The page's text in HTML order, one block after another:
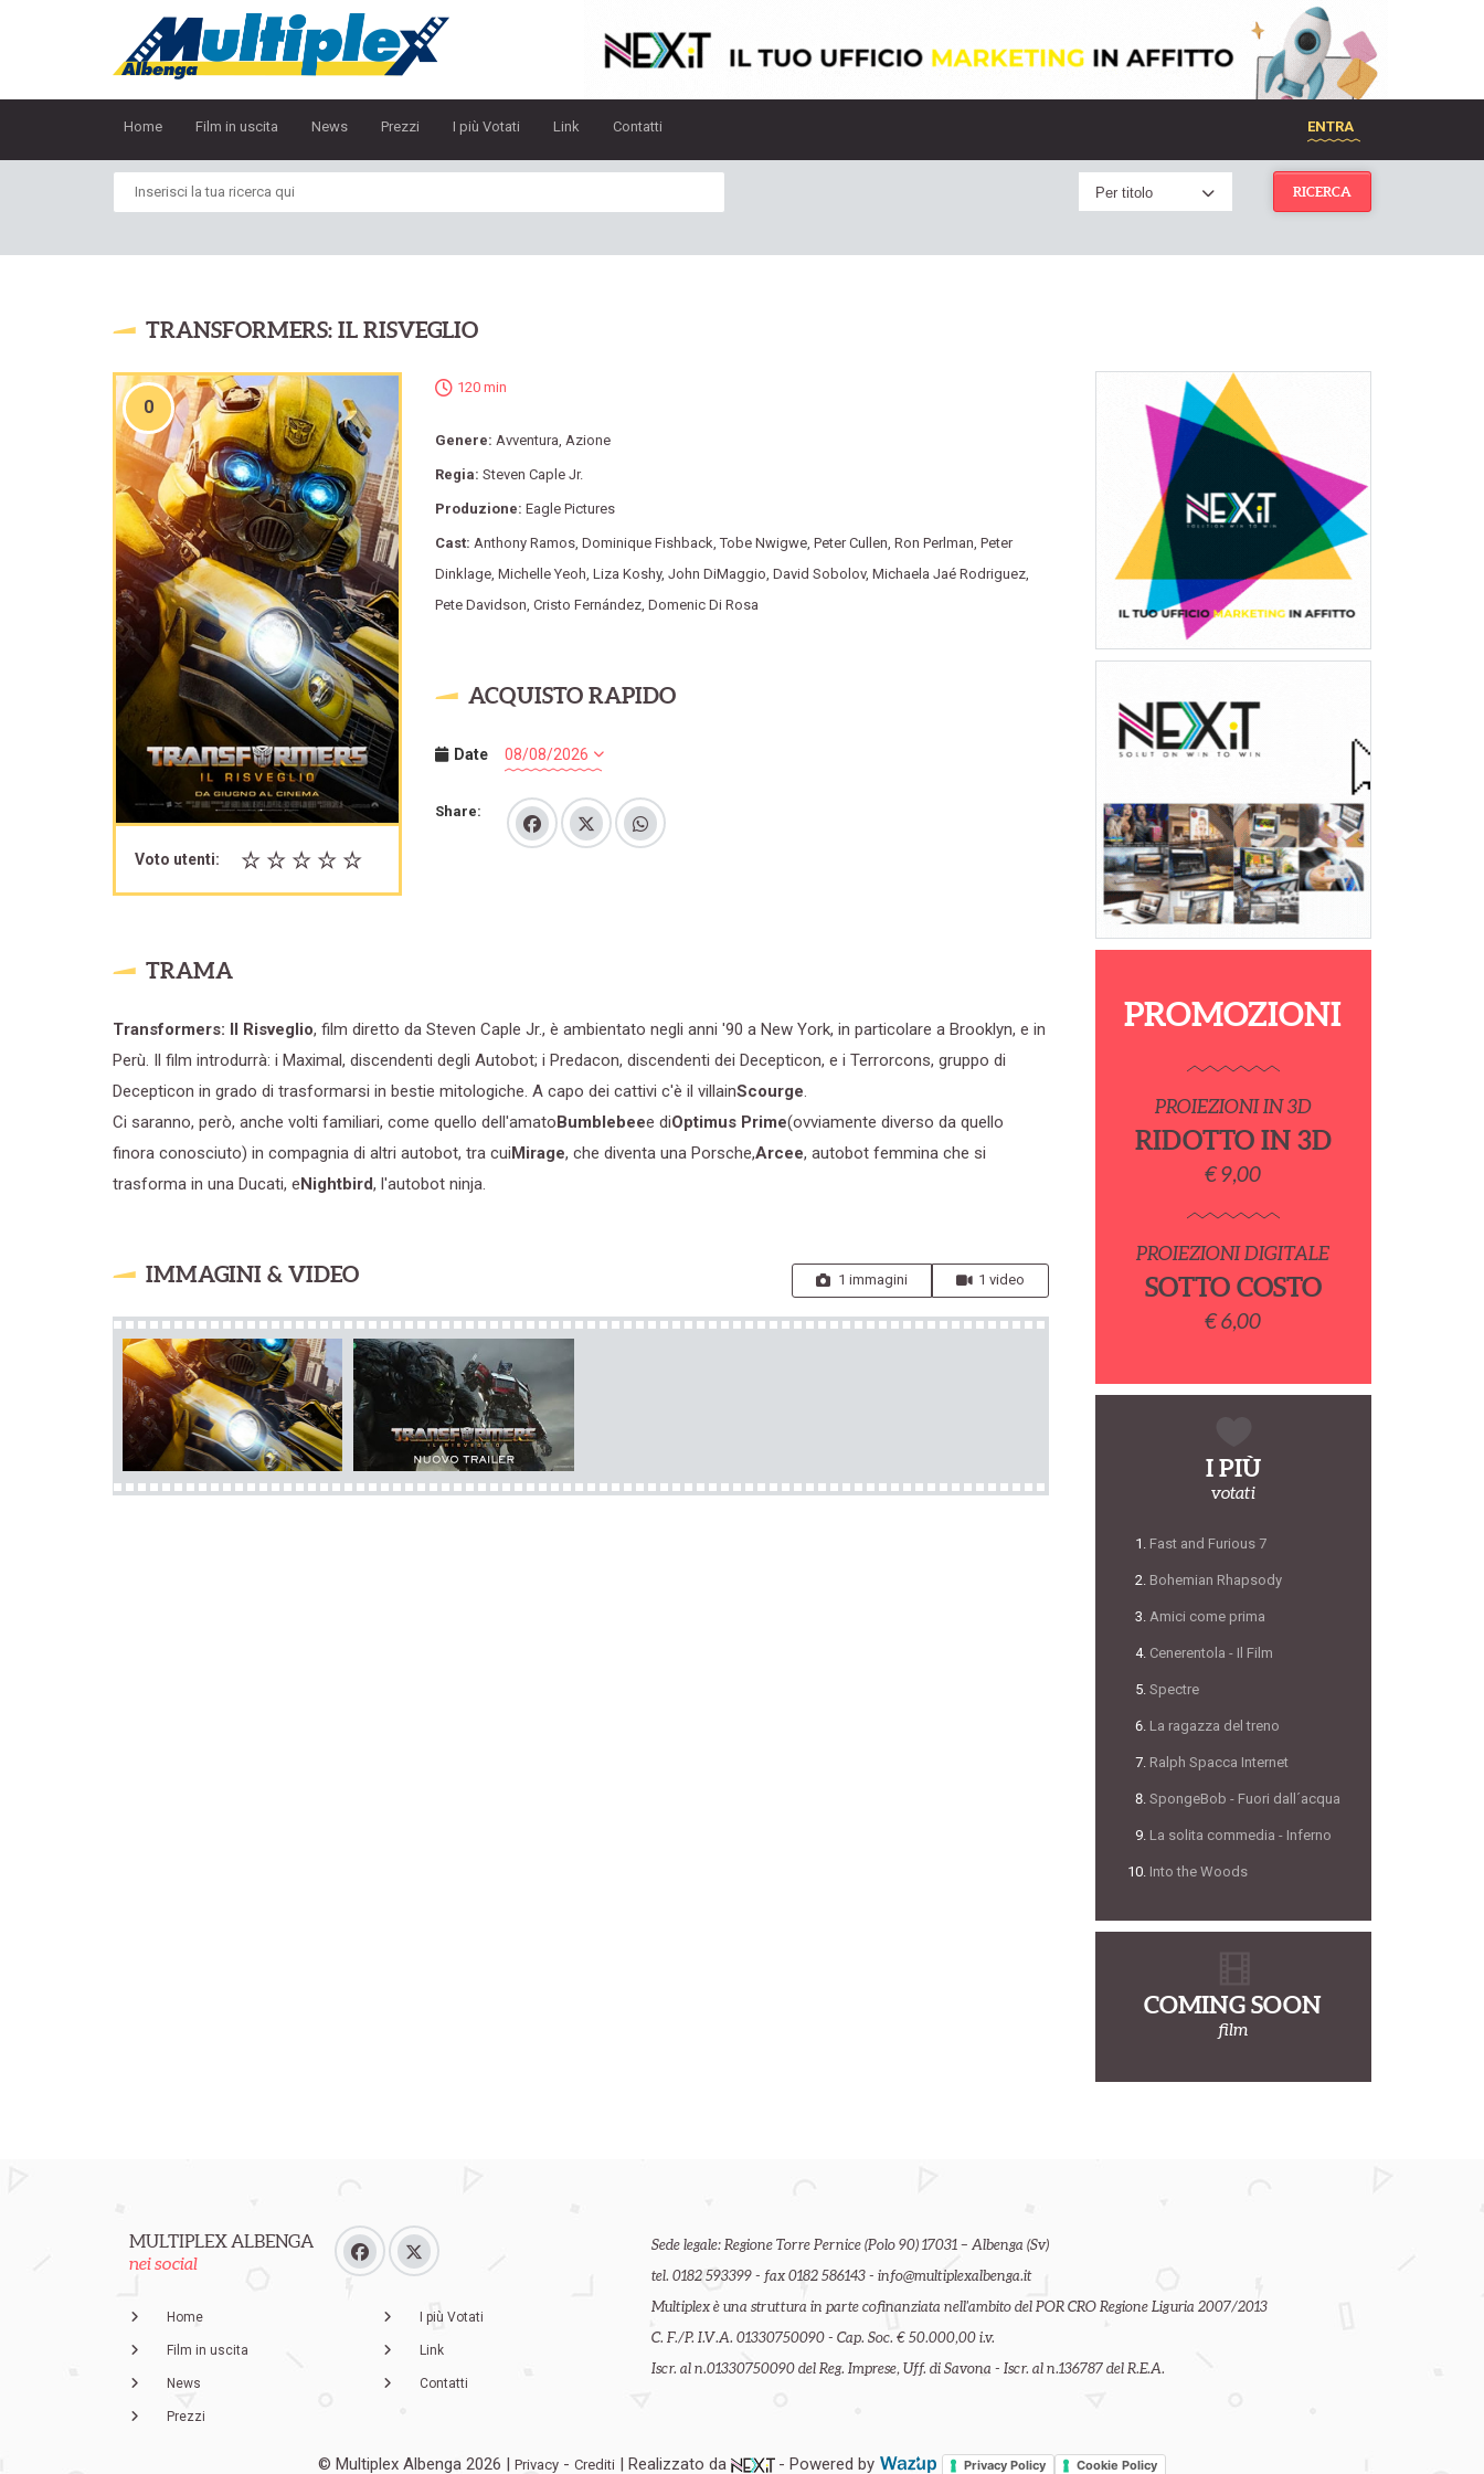
Home Film in uscita News Prezzi I più Votati Link Contatti ENTRA
Per titolo RICERCA
TRANSFORMERS: IL RISVEGLIO
0
Voto utenti:
120 min
Genere:Avventura,Azione
Regia:Steven Caple Jr.
Produzione:Eagle Pictures
Cast:Anthony Ramos,Dominique Fishback,Tobe Nwigwe,Peter Cullen,Ron Perlman,Peter
Dinklage,Michelle Yeoh,Liza Koshy,John DiMaggio,David Sobolov,Michaela Jaé Rodriguez,
Pete Davidson,Cristo Fernández,Domenic Di Rosa
ACQUISTO RAPIDO
Date
Share:
TRAMA
Transformers: Il Risveglio, film diretto da Steven Caple Jr., è ambientato negli anni '90 a New York, in particolare a Brooklyn, e in
Perù. Il film introdurrà: i Maximal, discendenti degli Autobot; i Predacon, discendenti dei Decepticon, e i Terrorcons, gruppo di
Decepticon in grado di trasformarsi in bestie mitologiche. A capo dei cattivi c'è il villainScourge.
Ci saranno, però, anche volti familiari, come quello dell'amatoBumblebeee diOptimus Prime(ovviamente diverso da quello
finora conosciuto) in compagnia di altri autobot, tra cuiMirage, che diventa una Porsche,Arcee, autobot femmina che si
trasforma in una Ducati, eNightbird, l'autobot ninja.
IMMAGINI & VIDEO 1 immagini 1 video
PROMOZIONI
PROIEZIONI IN 3D
RIDOTTO IN 3D
€ 9,00
PROIEZIONI DIGITALE
SOTTO COSTO
€ 6,00
I PIÙ
votati
Fast and Furious 7
Bohemian Rhapsody
Amici come prima
Cenerentola - Il Film
Spectre
La ragazza del treno
Ralph Spacca Internet
SpongeBob - Fuori dall´acqua
La solita commedia - Inferno
Into the Woods
COMING SOON
film
MULTIPLEX ALBENGA
nei social
Home
Film in uscita
News
Prezzi
I più Votati
Link
Contatti
Sede legale: Regione Torre Pernice (Polo 90) 17031 – Albenga (Sv)
tel. 0182 593399 - fax 0182 586143 - info@multiplexalbenga.it
Multiplex è una struttura in parte cofinanziata nell'ambito del POR CRO Regione Liguria 2007/2013
C. F./P. I.V.A. 01330750090 - Cap. Soc. € 50.000,00 i.v.
Iscr. al n.01330750090 del Reg. Imprese, Uff. di Savona - Iscr. al n.136787 del R.E.A.
© Multiplex Albenga 2026 |Privacy -Crediti | Realizzato da - Powered by Privacy Policy Cookie Policy